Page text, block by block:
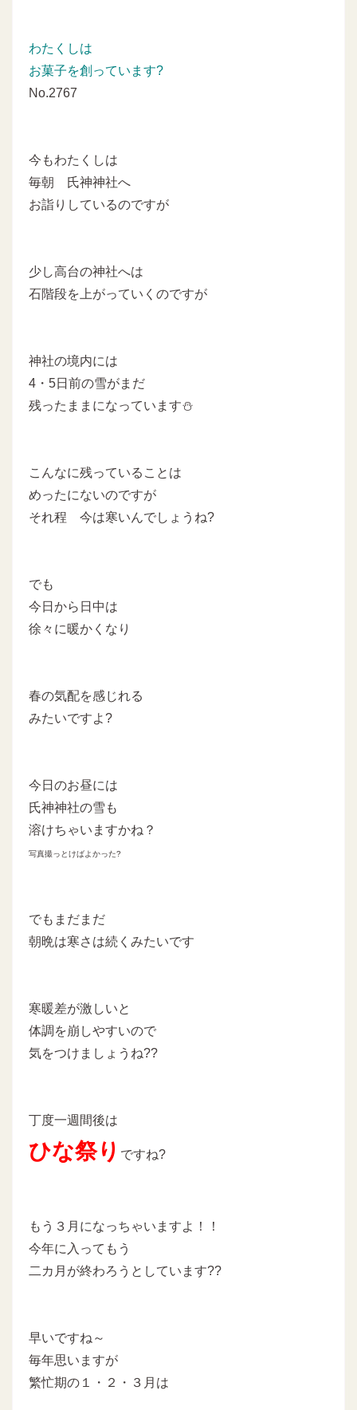
わたくしは
お菓子を創っています?
No.2767
今もわたくしは
毎朝 氏神神社へ
お詣りしているのですが
少し高台の神社へは
石階段を上がっていくのですが
神社の境内には
4・5日前の雪がまだ
残ったままになっています⛄
こんなに残っていることは
めったにないのですが
それ程 今は寒いんでしょうね?
でも
今日から日中は
徐々に暖かくなり
春の気配を感じれる
みたいですよ?
今日のお昼には
氏神神社の雪も
溶けちゃいますかね？
写真撮っとけばよかった?
でもまだまだ
朝晩は寒さは続くみたいです
寒暖差が激しいと
体調を崩しやすいので
気をつけましょうね??
丁度一週間後は
ひな祭り ですね?
もう３月になっちゃいますよ！！
今年に入ってもう
二カ月が終わろうとしています??
早いですね～
毎年思いますが
繁忙期の１・２・３月は